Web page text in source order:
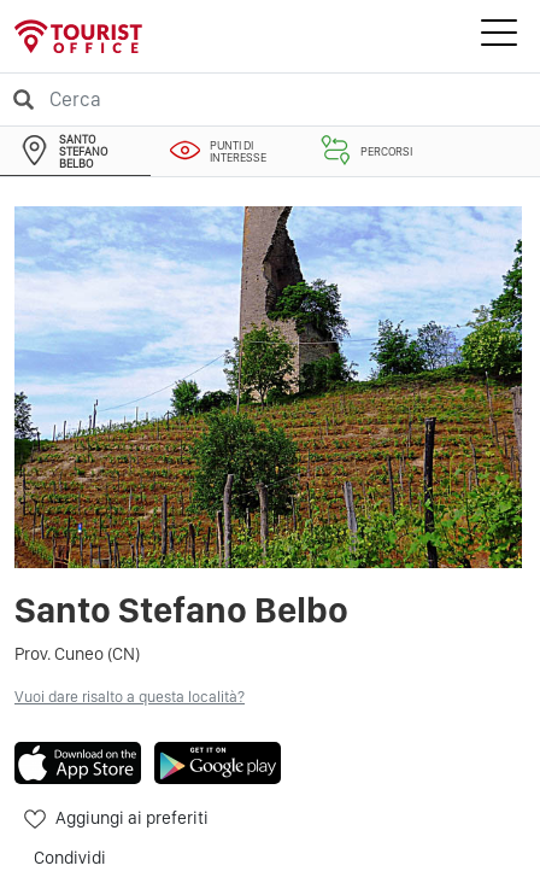
SANTO
STEFANO
BELBO
PUNTI DI
INTERESSE
PERCORSI
Santo Stefano Belbo
Prov. Cuneo (CN)
Vuoi dare risalto a questa località?
Aggiungi ai preferiti
Condividi